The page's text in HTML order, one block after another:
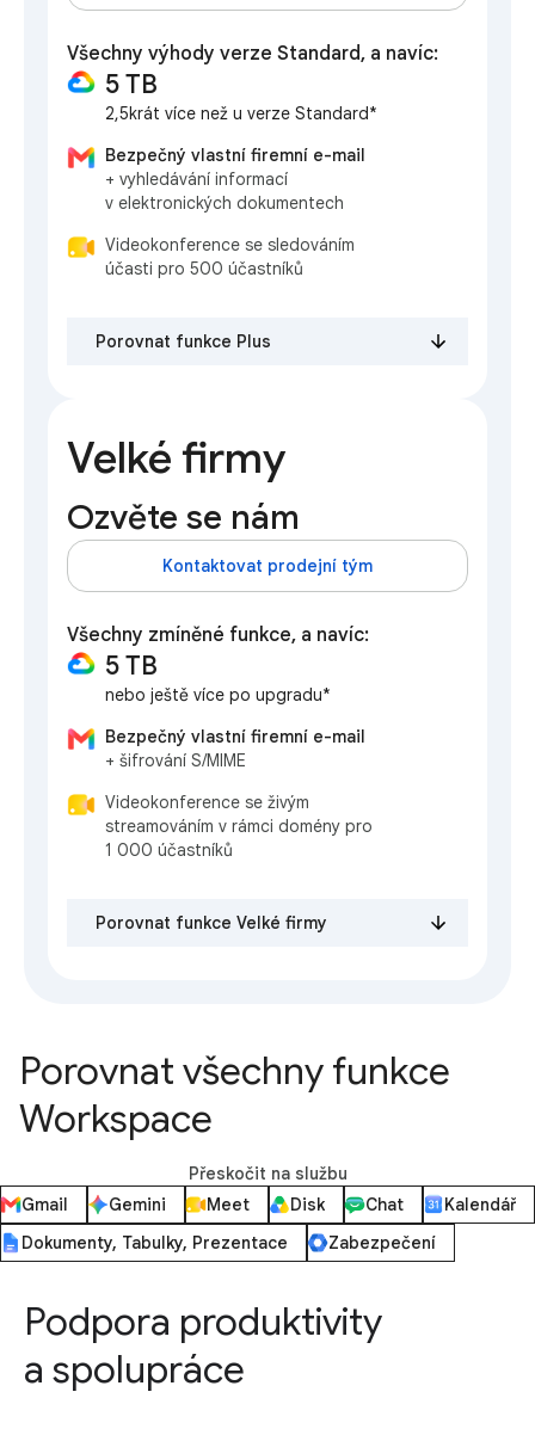
Všechny výhody verze Standard, a navíc:
5 TB
2,5krát více než u verze Standard*
Bezpečný vlastní firemní e-mail
+ vyhledávání informací
v elektronických dokumentech
Videokonference se sledováním
účasti pro 500 účastníků
Porovnat funkce Plus
Velké firmy
Ozvěte se nám
Kontaktovat prodejní tým
Všechny zmíněné funkce, a navíc:
5 TB
nebo ještě více po upgradu*
Bezpečný vlastní firemní e-mail
+ šifrování S/MIME
Videokonference se živým
streamováním v rámci domény pro
1 000 účastníků
Porovnat funkce Velké firmy
Porovnat všechny funkce
Workspace
Přeskočit na službu
Gmail
Gemini Meet Disk Chat
Kalendář
Dokumenty, Tabulky, Prezentace
Zabezpečení
Podpora produktivity
a spolupráce